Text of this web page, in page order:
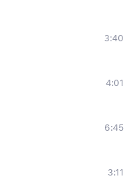
3:40
4:01
6:45
3:11